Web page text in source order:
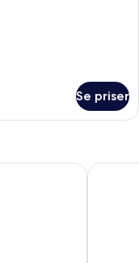
Se priser
Hotel